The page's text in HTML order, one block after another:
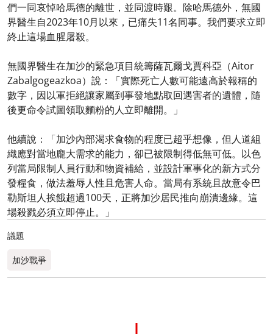
們一同哀悼哈馬德的離世，並同渡時艱。除哈馬德外，無國
界醫生自2023年10月以來，已痛失11名同事。我們要求立即
終止這場血腥屠殺。
無國界醫生在加沙的緊急項目統籌薩瓦爾戈賈科亞（Aitor
Zabalgogeazkoa）說：「實際死亡人數可能遠高於報稱的
數字，因以軍拒絕讓家屬到事發地點取回遇害者的遺體，隨
後更命令試圖領取麵粉的人立即離開。」
他續說：「加沙內部渴求食物的程度已超乎想像，但人道組
織應對當地龐大需求的能力，卻已被限制得低無可低。以色
列當局限制人員行動和物資補給，並設計軍事化的新方式分
發糧食，做法羞辱人性且危害人命。當局有系統且故意令巴
勒斯坦人挨餓超過100天，正將加沙居民推向崩潰邊緣。這
場殺戮必須立即停止。」
議題
加沙戰爭